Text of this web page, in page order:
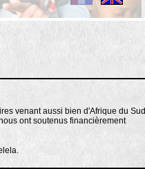
venant aussi bien d'Afrique du Sud
ont soutenus financièrement